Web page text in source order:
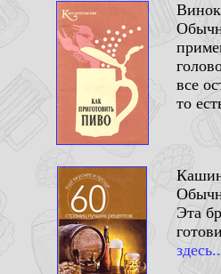
все
то
Эта